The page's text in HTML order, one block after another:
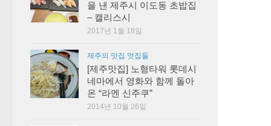
을 낸 제주시 이도동 초밥집
– 캘리스시
2017년 1월 18일
제주의 맛집 멋집들
[제주맛집] 노형타워 롯데시
네마에서 영화와 함께 돌아
온 “라멘 신주쿠”
2014년 10월 26일